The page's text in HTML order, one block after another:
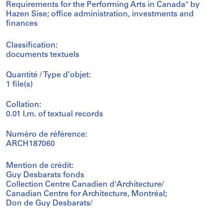
Requirements for the Performing Arts in Canada" by
Hazen Sise; office administration, investments and
finances
Classification:
documents textuels
Quantité / Type d’objet:
1 file(s)
Collation:
0.01 l.m. of textual records
Numéro de référence:
ARCH187060
Mention de crédit:
Guy Desbarats fonds
Collection Centre Canadien d'Architecture/
Canadian Centre for Architecture, Montréal;
Don de Guy Desbarats/